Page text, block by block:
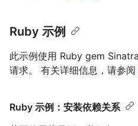
Ruby 示例
此示例使用 Ruby gem
请求。 有关详细信息，请参阅
Ruby 示例：安装依赖关系